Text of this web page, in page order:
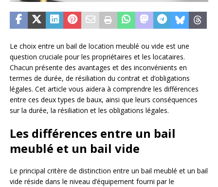
Le choix entre un bail de location meublé ou vide est une
question cruciale pour les propriétaires et les locataires.
Chacun présente des avantages et des inconvénients en
termes de durée, de résiliation du contrat et d’obligations
légales. Cet article vous aidera à comprendre les différences
entre ces deux types de baux, ainsi que leurs conséquences
sur la durée, la résiliation et les obligations légales.
Les différences entre un bail
meublé et un bail vide
Le principal critère de distinction entre un bail meublé et un bail
vide réside dans le niveau d’équipement fourni par le